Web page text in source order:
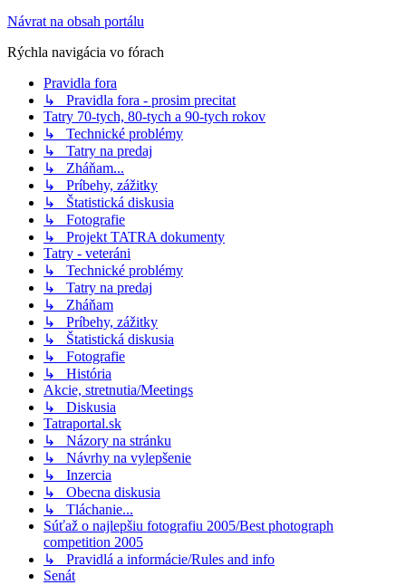
Návrat na obsah portálu
Rýchla navigácia vo fórach
Pravidla fora
↳ Pravidla fora - prosim precitat
Tatry 70-tych, 80-tych a 90-tych rokov
↳ Technické problémy
↳ Tatry na predaj
↳ Zháňam...
↳ Príbehy, zážitky
↳ Štatistická diskusia
↳ Fotografie
↳ Projekt TATRA dokumenty
Tatry - veteráni
↳ Technické problémy
↳ Tatry na predaj
↳ Zháňam
↳ Príbehy, zážitky
↳ Štatistická diskusia
↳ Fotografie
↳ História
Akcie, stretnutia/Meetings
↳ Diskusia
Tatraportal.sk
↳ Názory na stránku
↳ Návrhy na vylepšenie
↳ Inzercia
↳ Obecna diskusia
↳ Tláchanie...
Súťaž o najlepšiu fotografiu 2005/Best photograph
competition 2005
↳ Pravidlá a informácie/Rules and info
Senát